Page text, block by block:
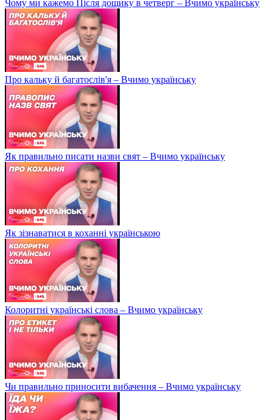
Чому ми кажемо Після дощику в четверг – Вчимо українську
Про кальку й багатослів'я – Вчимо українську
Як правильно писати назви свят – Вчимо українську
Як зізнаватися в коханні українською
Колоритні українські слова – Вчимо українську
Чи правильно приносити вибачення – Вчимо українську